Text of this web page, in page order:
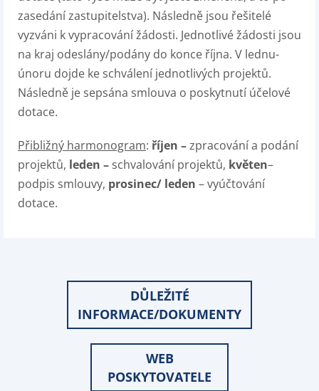
zasedání zastupitelstva). Následně jsou řešitelé
vyzváni k vypracování žádosti. Jednotlivé žádosti jsou
na kraj odeslány/podány do konce října. V lednu-
únoru dojde ke schválení jednotlivých projektů.
Následně je sepsána smlouva o poskytnutí účelové
dotace.
Přibližný harmonogram: říjen –zpracování a podání
projektů, leden – schvalování projektů, květen–
podpis smlouvy, prosinec/ leden – vyúčtování
dotace.
DŮLEŽITÉ
INFORMACE/DOKUMENTY
WEB
POSKYTOVATELE